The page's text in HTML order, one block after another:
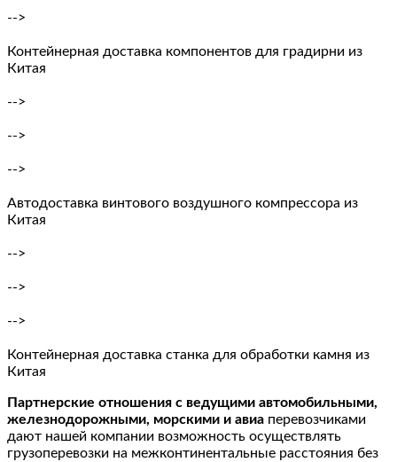
-->
Контейнерная доставка компонентов для градирни из
Китая
-->
-->
-->
Автодоставка винтового воздушного компрессора из
Китая
-->
-->
-->
Контейнерная доставка станка для обработки камня из
Китая
Партнерские отношения с ведущими автомобильными,
железнодорожными, морскими и авиа перевозчиками
дают нашей компании возможность осуществлять
грузоперевозки на межконтинентальные расстояния без